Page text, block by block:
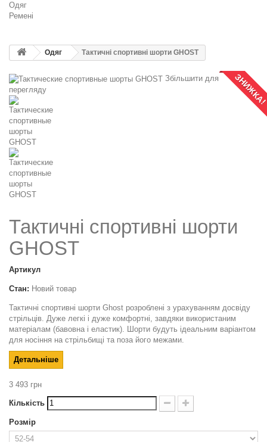
Одяг
Ремені
Одяг Тактичні спортивні шорти GHOST
Збільшити для
перегляду
Тактичні спортивні шорти
GHOST
Артикул
Стан: Новий товар
Тактичні спортивні шорти Ghost розроблені з урахуванням досвіду
стрільців. Дуже легкі і дуже комфортні, завдяки використаним
матеріалам (бавовна і еластик). Шорти будуть ідеальним варіантом
для носіння на стрільбищі та поза його межами.
Детальніше
3 493 грн
Кількість
Розмір